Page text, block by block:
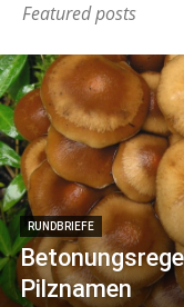
Featured posts
RUNDBRIEFE
Pilznamen